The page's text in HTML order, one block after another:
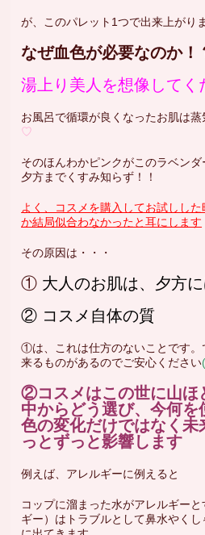
が、このパレット1つで出来上がり
なぜ血色が必要なのか！
湯上り美人 を想像してく
お風呂で循環が良くなったお肌は
♡
そのほんわかピンクがこのラベン
夕方までくすみ知らず！！
よく、コスメを購入してお試しし
か結局似合わなかったと耳にします
その原因は・・・
① 大人のお肌は、夕方
② コスメ自体の質
①は、これは仕方のないことです。
来るものがあるのでご安心ください
②コスメはこの世に山ほ
中からどう選び、今何を
色の変化だけではなく未
っとずっと影響します
例えば、アレルギーに例えると
コップに溜まった水がアレルギー
ギー）はトラブルとして鼻水やく